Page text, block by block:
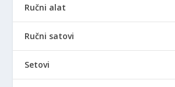
Ručni alat
Ručni satovi
Setovi